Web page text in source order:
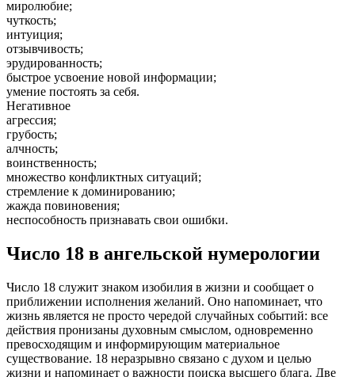
миролюбие;
чуткость;
интуиция;
отзывчивость;
эрудированность;
быстрое усвоение новой информации;
умение постоять за себя.
Негативное
агрессия;
грубость;
алчность;
воинственность;
множество конфликтных ситуаций;
стремление к доминированию;
жажда повиновения;
неспособность признавать свои ошибки.
Число 18 в ангельской нумерологии
Число 18 служит знаком изобилия в жизни и сообщает о
приближении исполнения желаний. Оно напоминает, что
жизнь является не просто чередой случайных событий: все
действия пронизаны духовным смыслом, одновременно
превосходящим и информирующим материальное
существование. 18 неразрывно связано с духом и целью
жизни и напоминает о важности поиска высшего блага. Две